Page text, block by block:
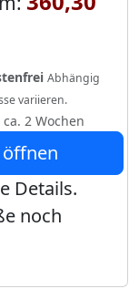
Abhängig
variieren.
2 Wochen
Details.
noch